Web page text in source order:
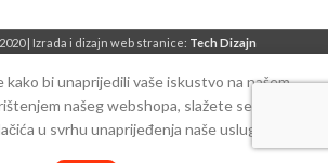
2020 | Izrada i dizajn web stranice: Tech Dizajn
bi unaprijedili vaše iskustvo na našem
našeg webshopa, slažete se sa
u svrhu unaprijeđenja naše usluge.